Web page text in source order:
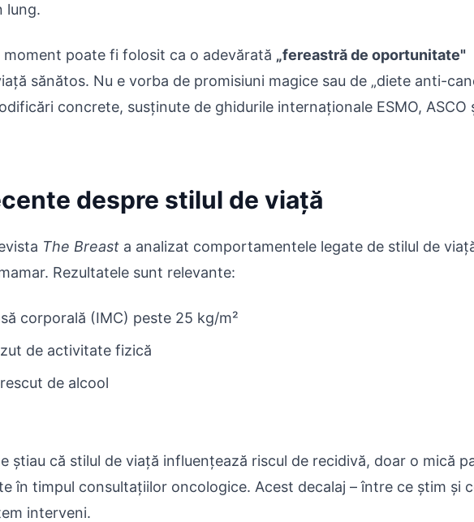
lung.
poate fi folosit ca o adevărată „fereastră de oportunitate"
sănătos. Nu e vorba de promisiuni magice sau de „diete anti-
concrete, susținute de ghidurile internaționale ESMO, ASCO
despre stilul de viață
The Breast a analizat comportamentele legate de stilul de
Rezultatele sunt relevante:
corporală (IMC) peste 25 kg/m²
de activitate fizică
de alcool
știau că stilul de viață influențează riscul de recidivă, doar o mică
în timpul consultațiilor oncologice. Acest decalaj – între ce știm și
interveni.